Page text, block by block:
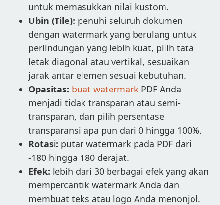
untuk memasukkan nilai kustom.
Ubin (Tile): penuhi seluruh dokumen
dengan watermark yang berulang untuk
perlindungan yang lebih kuat, pilih tata
letak diagonal atau vertikal, sesuaikan
jarak antar elemen sesuai kebutuhan.
Opasitas: buat watermark PDF Anda
menjadi tidak transparan atau semi-
transparan, dan pilih persentase
transparansi apa pun dari 0 hingga 100%.
Rotasi: putar watermark pada PDF dari
-180 hingga 180 derajat.
Efek: lebih dari 30 berbagai efek yang akan
mempercantik watermark Anda dan
membuat teks atau logo Anda menonjol.